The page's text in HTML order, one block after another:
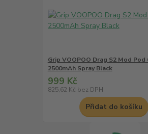
Grip VOOPOO Drag S2 Mod Pod
2500mAh Spray Black
999 Kč
825,62 Kč bez DPH
Přidat do košíku